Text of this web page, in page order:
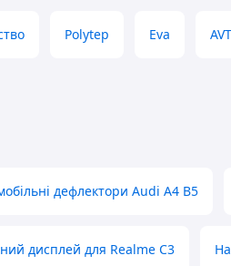
Polytep Eva
дефлектори Audi A4 B5
дисплей для Realme C3